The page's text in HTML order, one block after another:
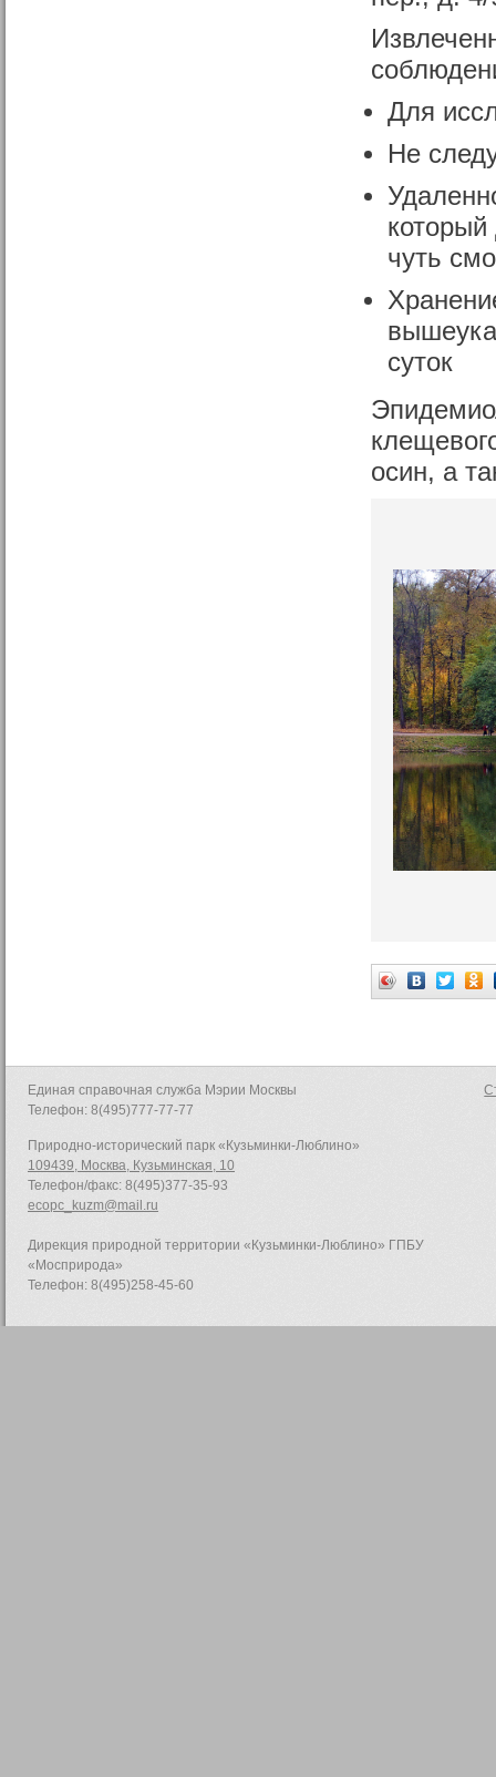
Для
Не
чуть
суток
осин, а
Единая справочная служба Мэрии Москвы
Телефон: 8(495)777-77-77
Природно-исторический парк «Кузьминки-Люблино»
109439, Москва, Кузьминская, 10
Телефон/факс: 8(495)377-35-93
ecopc_kuzm@mail.ru
Дирекция природной территории «Кузьминки-Люблино» ГПБУ
«Мосприрода»
Телефон: 8(495)258-45-60